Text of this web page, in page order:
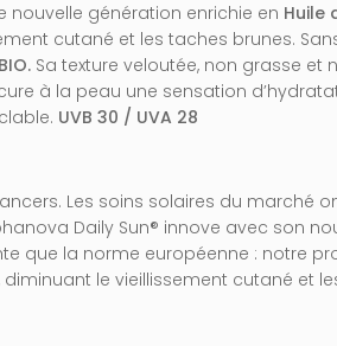
nouvelle génération enrichie en Huile
cutané et les taches brunes.
Sa texture veloutée, non grasse et
à la peau une sensation
UVB 30 / UVA 28
Les soins solaires du marché
Daily Sun® innove avec son
que la norme européenne : notre
le vieillissement cutané et